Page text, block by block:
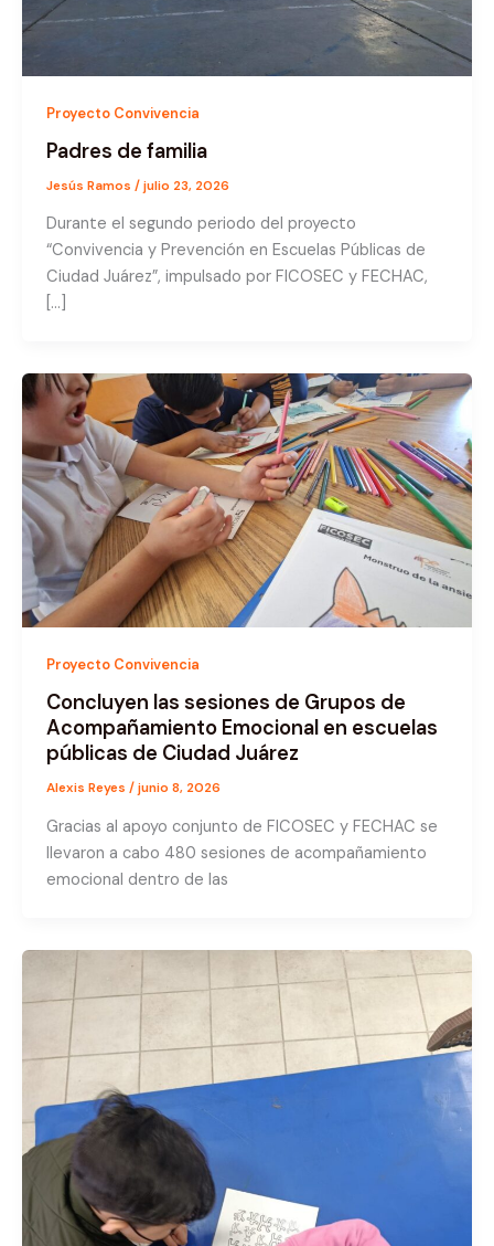
Proyecto Convivencia
Padres de familia
Jesús Ramos /julio 23, 2026
Durante el segundo periodo del proyecto
“Convivencia y Prevención en Escuelas Públicas de
Ciudad Juárez”, impulsado por FICOSEC y FECHAC,
[…]
Proyecto Convivencia
Concluyen las sesiones de Grupos de
Acompañamiento Emocional en escuelas
públicas de Ciudad Juárez
Alexis Reyes /junio 8, 2026
Gracias al apoyo conjunto de FICOSEC y FECHAC se
llevaron a cabo 480 sesiones de acompañamiento
emocional dentro de las